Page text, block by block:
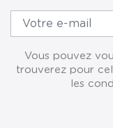
Vous pouvez
trouverez pour
les